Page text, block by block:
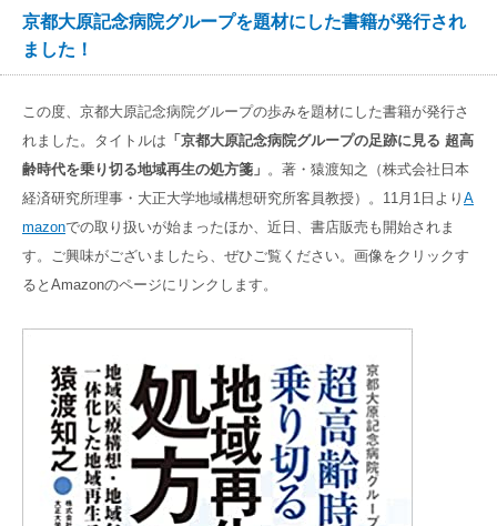
社会貢献活動
高齢者介護施設
高齢者住宅施設
高齢者共生型まちづくり事業
食へのこだわり
メディア掲載一覧
公式SNS
SNS運用ポリシー
自宅で使える動画集
友達追加
京都近衛リハ病院
八瀬大原Ⅰ番館
京都大原記念病院グループを題材にした書籍が発行され
ました！
この度、京都大原記念病院グループの歩みを題材にした書籍が発行さ
れました。タイトルは 「京都大原記念病院グループの足跡に見る 超高
齢時代を乗り切る地域再生の処方箋」 。著・猿渡知之（株式会社日本
経済研究所理事・大正大学地域構想研究所客員教授）。11月1日より A
mazonでの取り扱いが始まったほか、近日、書店販売も開始されま
す。ご興味がございましたら、ぜひご覧ください。画像をクリックす
るとAmazonのページにリンクします。